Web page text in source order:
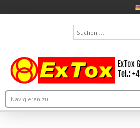
Suchen
...